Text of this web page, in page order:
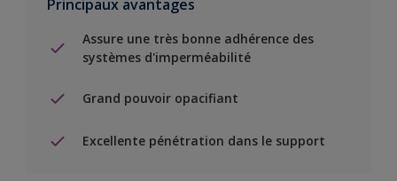
Principaux avantages
Assure une très bonne adhérence des
systèmes d'imperméabilité
Grand pouvoir opacifiant
Excellente pénétration dans le support